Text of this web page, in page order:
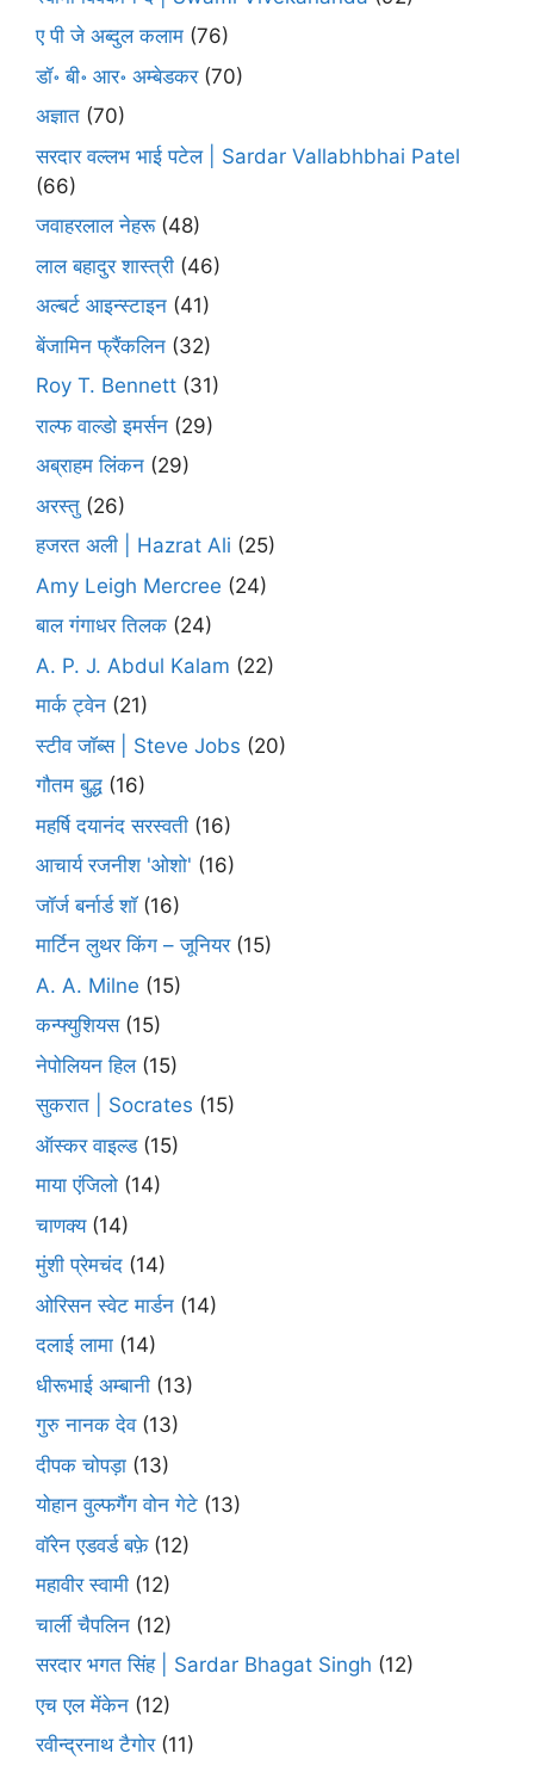
ए पी जे अब्दुल कलाम (76)
डॉ॰ बी॰ आर॰ अम्बेडकर(70)
अज्ञात (70)
सरदार वल्लभ भाई पटेल | Sardar Vallabhbhai Patel
(66)
जवाहरलाल नेहरू(48)
लाल बहादुर शास्त्री (46)
अल्बर्ट आइन्स्टाइन (41)
बेंजामिन फ्रैंकलिन (32)
Roy T. Bennett (31)
राल्फ वाल्डो इमर्सन (29)
अब्राहम लिंकन (29)
अरस्तु (26)
हजरत अली | Hazrat Ali (25)
Amy Leigh Mercree (24)
बाल गंगाधर तिलक (24)
A. P. J. Abdul Kalam (22)
मार्क ट्वेन (21)
स्टीव जॉब्स | Steve Jobs (20)
गौतम बुद्ध (16)
महर्षि दयानंद सरस्वती (16)
आचार्य रजनीश 'ओशो' (16)
जॉर्ज बर्नार्ड शॉ(16)
मार्टिन लुथर किंग – जूनियर(15)
A. A. Milne (15)
कन्फ्युशियस(15)
नेपोलियन हिल(15)
सुकरात | Socrates (15)
ऑस्कर वाइल्ड(15)
माया एंजिलो (14)
चाणक्य(14)
मुंशी प्रेमचंद (14)
ओरिसन स्‍वेट मार्डन (14)
दलाई लामा (14)
धीरूभाई अम्बानी (13)
गुरु नानक देव(13)
दीपक चोपड़ा (13)
योहान वुल्फगैंग वोन गेटे (13)
वॉरेन एडवर्ड बफ़े(12)
महावीर स्वामी (12)
चार्ली चैपलिन (12)
सरदार भगत सिंह | Sardar Bhagat Singh (12)
एच एल मेंकेन (12)
रवीन्द्रनाथ टैगोर(11)